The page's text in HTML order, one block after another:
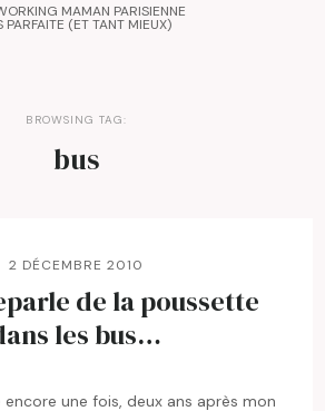
MAMAN PARISIENNE
PARFAITE (ET TANT MIEUX)
BROWSING TAG:
bus
2 DÉCEMBRE 2010
de la poussette
les bus…
encore une fois, deux ans après mon